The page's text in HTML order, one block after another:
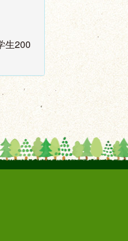
生200